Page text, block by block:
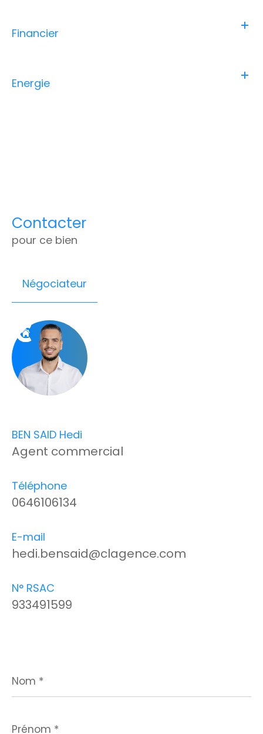
Financier
Energie
Contacter
pour ce bien
Négociateur
BEN SAID Hedi
Agent commercial
Téléphone
0646106134
E-mail
hedi.bensaid@clagence.com
N° RSAC
933491599
*
*